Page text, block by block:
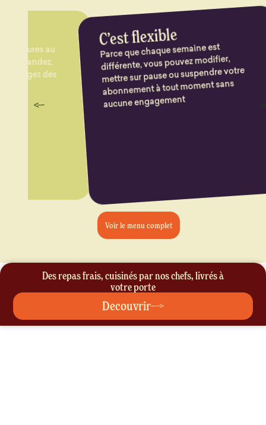
C’est flexible
Parce que chaque semaine est
différente, vous pouvez modifier,
mettre sur pause ou suspendre votre
abonnement à tout moment sans
aucune engagement
Voir le menu complet
Des repas frais, cuisinés par nos chefs, livrés à
votre porte
Decouvrir